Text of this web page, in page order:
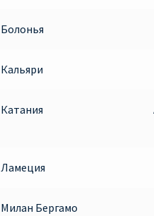
Болонья
Кальяри
Катания
Ламеция
Милан Бергамо